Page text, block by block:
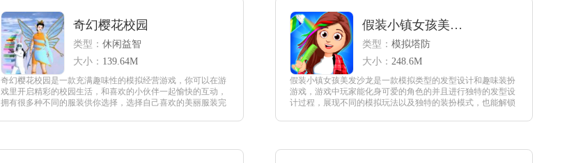
奇幻樱花校园
类型： 休闲益智
大小： 139.64M
奇幻樱花校园是一款充满趣味性的模拟经营游戏，你可以在游
戏里开启精彩的校园生活，和喜欢的小伙伴一起愉快的互动，
拥有很多种不同的服装供你选择，选择自己喜欢的美丽服装完
假装小镇女孩美发沙龙
类型： 模拟塔防
大小： 248.6M
假装小镇女孩美发沙龙是一款模拟类型的发型设计和趣味装扮
游戏，游戏中玩家能化身可爱的角色的并且进行独特的发型设
计过程，展现不同的模拟玩法以及独特的装扮模式，也能解锁